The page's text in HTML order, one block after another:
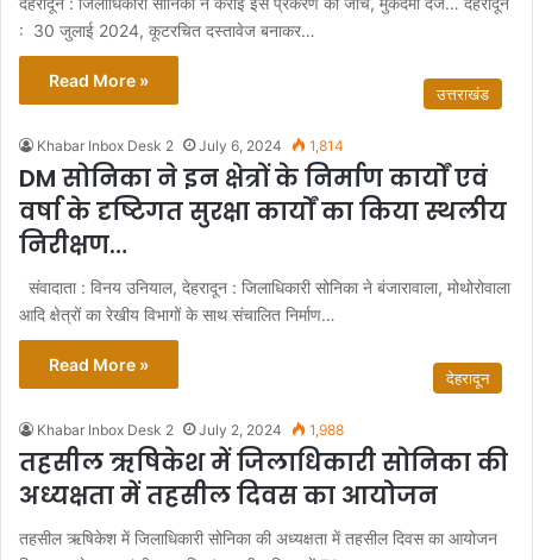
: 30 जुलाई 2024, कूटरचित दस्तावेज बनाकर…
Read More »
उत्तराखंड
Khabar Inbox Desk 2 July 6, 2024 1,814
DM सोनिका ने इन क्षेत्रों के निर्माण कार्यों एवं
वर्षा के दृष्टिगत सुरक्षा कार्यों का किया स्थलीय
निरीक्षण…
संवादाता : विनय उनियाल, देहरादून : जिलाधिकारी सोनिका ने बंजारावाला, मोथोरोवाला
आदि क्षेत्रों का रेखीय विभागों के साथ संचालित निर्माण…
Read More »
देहरादून
Khabar Inbox Desk 2 July 2, 2024 1,988
तहसील ऋषिकेश में जिलाधिकारी सोनिका की
अध्यक्षता में तहसील दिवस का आयोजन
तहसील ऋषिकेश में जिलाधिकारी सोनिका की अध्यक्षता में तहसील दिवस का आयोजन